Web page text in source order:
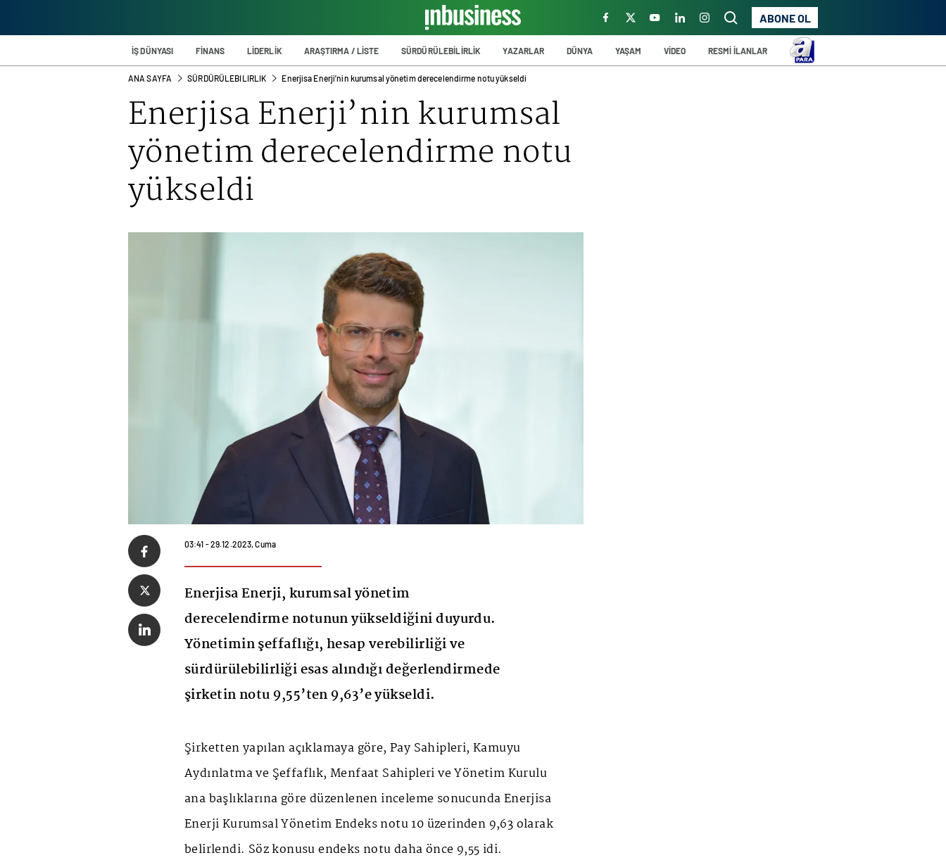
ABONE OL
İŞ DÜNYASI FİNANS LİDERLİK ARAŞTIRMA / LİSTE SÜRDÜRÜLEBİLİRLİK YAZARLAR DÜNYA YAŞAM VİDEO RESMİ İLANLAR
ANA SAYFA SÜRDÜRÜLEBILIRLIK Enerjisa Enerji’nin kurumsal yönetim derecelendirme notu yükseldi
Enerjisa Enerji’nin kurumsal
yönetim derecelendirme notu
yükseldi
03:41 - 29.12.2023, Cuma
Enerjisa Enerji, kurumsal yönetim
derecelendirme notunun yükseldiğini duyurdu.
Yönetimin şeffaflığı, hesap verebilirliği ve
sürdürülebilirliği esas alındığı değerlendirmede
şirketin notu 9,55’ten 9,63’e yükseldi.
Şirketten yapılan açıklamaya göre, Pay Sahipleri, Kamuyu
Aydınlatma ve Şeffaflık, Menfaat Sahipleri ve Yönetim Kurulu
ana başlıklarına göre düzenlenen inceleme sonucunda Enerjisa
Enerji Kurumsal Yönetim Endeks notu 10 üzerinden 9,63 olarak
belirlendi. Söz konusu endeks notu daha önce 9,55 idi.